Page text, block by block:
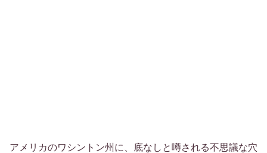
アメリカのワシントン州に、底なしと噂される不思議な穴